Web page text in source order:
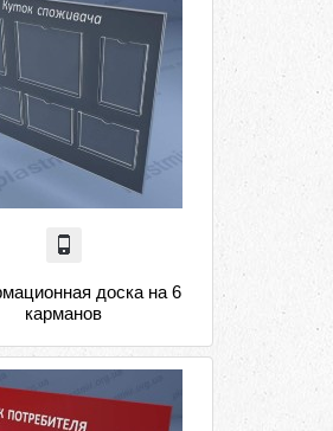
доска на 6
карманов